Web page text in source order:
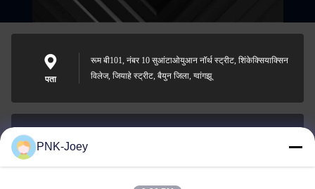
पता
रूम बी101, नंबर 10 सुआंटाओयुआन नॉर्थ स्ट्रीट, शिंकेक्सियाक्सिन
विलेज, जियाहे स्ट्रीट, बैयुन जिला, ग्वांगझू
PNK-Joey